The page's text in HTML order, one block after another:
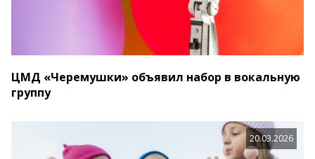
ЦМД «Черемушки» объявил набор в вокальную
группу
20.03.2026